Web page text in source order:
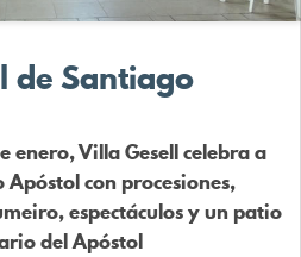
de Santiago
enero, Villa Gesell celebra a
con procesiones,
espectáculos y un patio
del Apóstol